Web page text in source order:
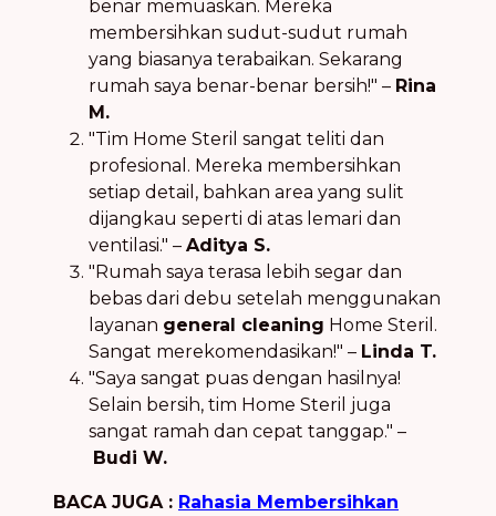
benar memuaskan. Mereka
membersihkan sudut-sudut rumah
yang biasanya terabaikan. Sekarang
rumah saya benar-benar bersih!" – Rina
M.
"Tim Home Steril sangat teliti dan
profesional. Mereka membersihkan
setiap detail, bahkan area yang sulit
dijangkau seperti di atas lemari dan
ventilasi." – Aditya S.
"Rumah saya terasa lebih segar dan
bebas dari debu setelah menggunakan
layanan general cleaning Home Steril.
Sangat merekomendasikan!" – Linda T.
"Saya sangat puas dengan hasilnya!
Selain bersih, tim Home Steril juga
sangat ramah dan cepat tanggap." –
Budi W.
BACA JUGA : Rahasia Membersihkan